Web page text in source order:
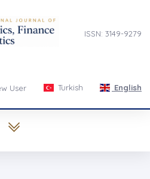
ISSN: 3149-9279
User Turkish English